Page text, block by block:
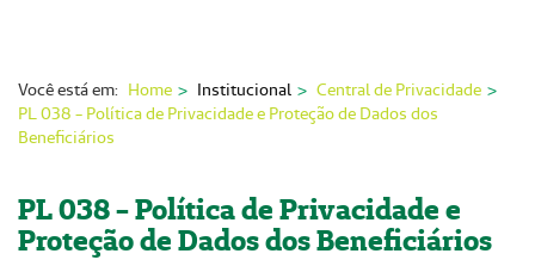
Serviços On-line
Institucional
Você está em: Home Institucional
Central de Privacidade
PL 038 - Política de Privacidade e Proteção de Dados dos
Beneficiários
PL 038 - Política de Privacidade e
Proteção de Dados dos Beneficiários